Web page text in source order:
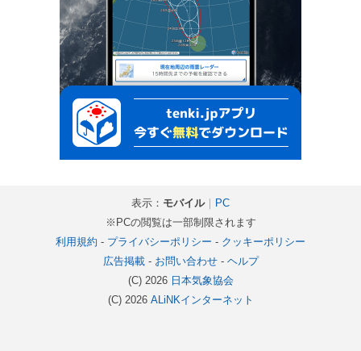
表示： モバイル｜ PC
※PCの閲覧は一部制限されます
利用規約 - プライバシーポリシー - クッキーポリシー
広告掲載- お問い合わせ- ヘルプ
(C) 2026 日本気象協会
(C) 2026 ALiNKインターネット